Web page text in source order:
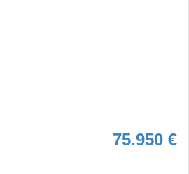
75.950 €